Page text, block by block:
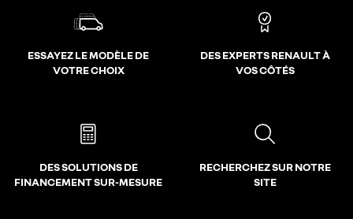
ESSAYEZ LE MODÈLE DE
VOTRE CHOIX
DES EXPERTS RENAULT À
VOS CÔTÉS
DES SOLUTIONS DE
FINANCEMENT SUR-MESURE
RECHERCHEZ SUR NOTRE
SITE